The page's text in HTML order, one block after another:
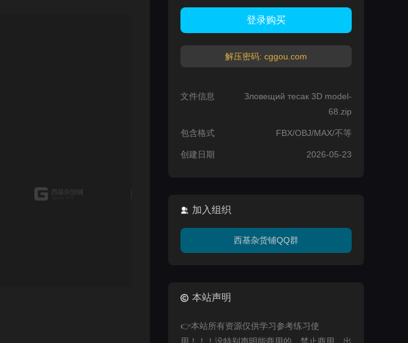
登录购买
解压密码: cggou.com
文件信息
Зловещий тесак 3D model-
68.zip
包含格式 FBX/OBJ/MAX/不等
创建日期 2026-05-23
加入组织
西基杂货铺QQ群
本站声明
👉本站所有资源仅供学习参考练习使